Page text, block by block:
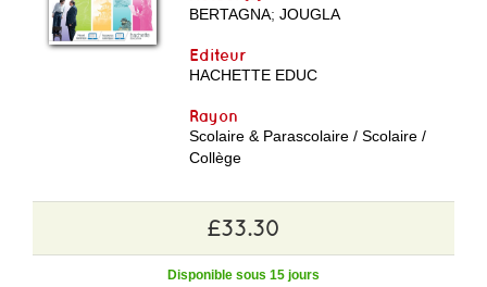
BERTAGNA;JOUGLA
Editeur
HACHETTE EDUC
Rayon
Scolaire & Parascolaire / Scolaire /
Collège
£33.30
Disponible sous 15 jours